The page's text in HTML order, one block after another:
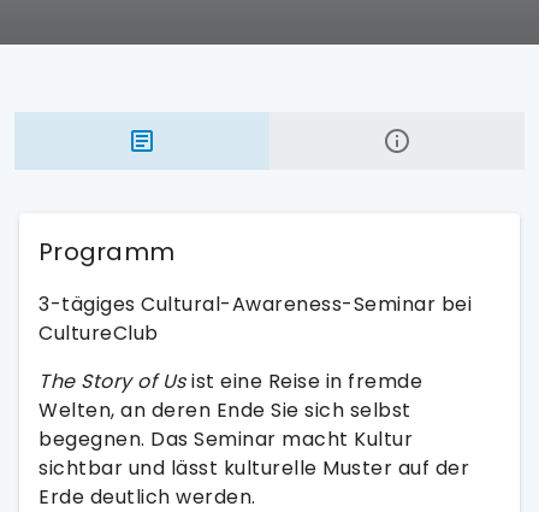
Programm
3-tägiges Cultural-Awareness-Seminar bei
CultureClub
The Story of Usist eine Reise in fremde
Welten, an deren Ende Sie sich selbst
begegnen. Das Seminar macht Kultur
sichtbar und lässt kulturelle Muster auf der
Erde deutlich werden.